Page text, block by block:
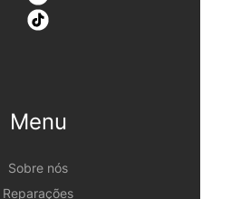
Menu
Sobre nós
Reparações